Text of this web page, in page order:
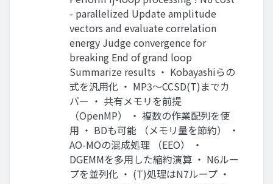
- parallelized Update amplitude
vectors and evaluate correlation
energy Judge convergence for
breaking End of grand loop
Summarize results ・ Kobayashiらの
式を汎用化 ・ MP3～CCSD(T)までカ
バー ・ 共有メモリを前提
（OpenMP） ・ 複数の作業配列を使
用 ・ BDも可能 （メモリ量を節約） ・
AO-MOの混成処理 （EEO） ・
DGEMMを多用した縮約演算 ・ N6ルー
プを並列化 ・ (T)処理はN7ループ ・